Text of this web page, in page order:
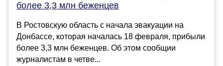
более 3,3 млн беженцев
В Ростовскую область с начала эвакуации на
Донбассе, которая началась 18 февраля, прибыли
более 3,3 млн беженцев. Об этом сообщии
журналистам в четве...